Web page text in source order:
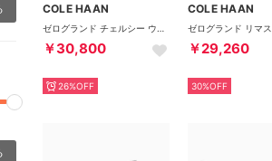
COLE HAAN
￥30,800
26%OFF
COLE HAAN
￥29,260
30%OFF